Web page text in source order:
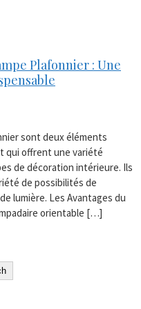
Plafonnier : Une
sont deux éléments
qui offrent une variété
de décoration intérieure. Ils
de possibilités de
lumière. Les Avantages du
orientable […]